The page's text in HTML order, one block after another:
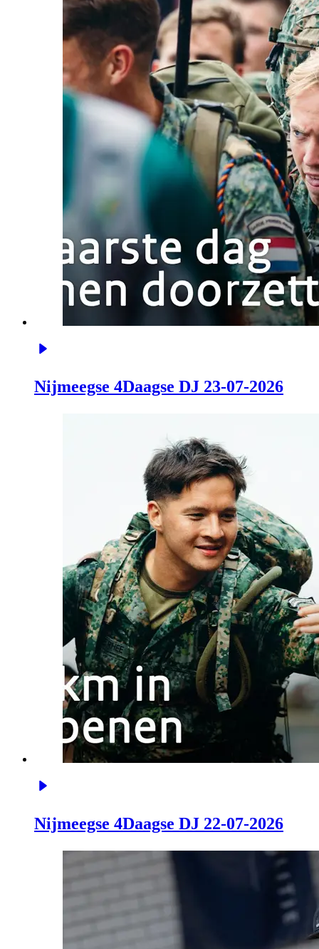
Nijmeegse 4Daagse DJ 23-07-2026
Nijmeegse 4Daagse DJ 22-07-2026